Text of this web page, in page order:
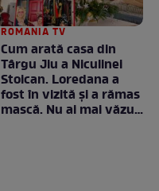
ROMANIA TV
Cum arată casa din
Târgu Jiu a Niculinei
Stoican. Loredana a
fost în vizită și a rămas
mască. Nu ai mai văzut